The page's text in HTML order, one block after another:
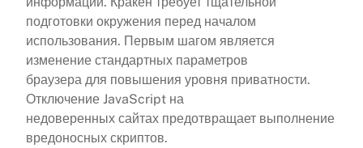
подготовки окружения перед началом
использования. Первым шагом является
изменение стандартных параметров
браузера для повышения уровня приватности.
Отключение JavaScript на
недоверенных сайтах предотвращает выполнение
вредоносных скриптов.